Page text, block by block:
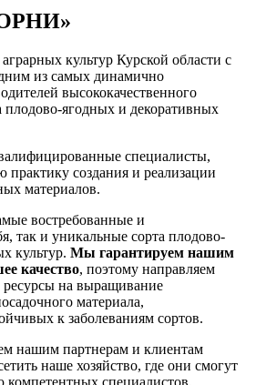
культур Курской области с
из самых динамично
высококачественного
плодово-ягодных и декоративных
специалисты,
создания и реализации
материалов.
востребованные и
так и уникальные сорта плодово-
культур. Мы гарантируем нашим
качество, поэтому направляем
ресурсы на выращивание
материала,
к заболеваниям сортов.
нашим партнерам и клиентам
наше хозяйство, где они смогут
компетентных специалистов,